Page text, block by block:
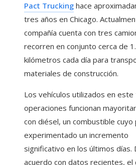
Pact Trucking hace
tres años en Chicago.
compañía cuenta con tres
recorren en conjunto cerca de
kilómetros cada día para
materiales de construcción.
Los vehículos utilizados en
operaciones funcionan
con diésel, un combustible cuyo
experimentado un incremento
significativo en los últimos días.
acuerdo con datos recientes, el